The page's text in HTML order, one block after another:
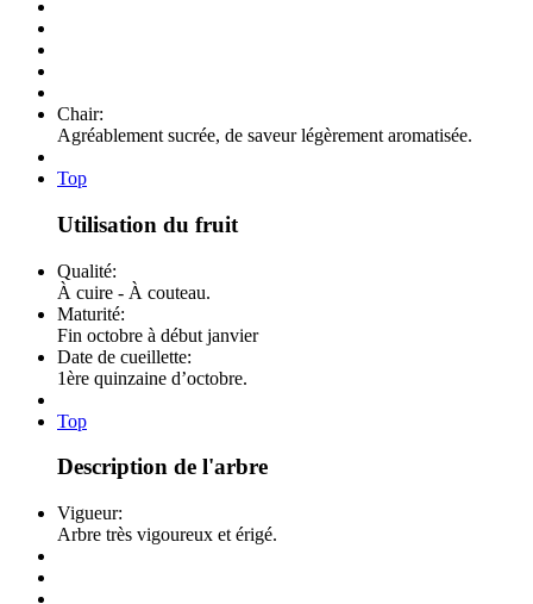
Chair:
Agréablement sucrée, de saveur légèrement aromatisée.
Top
Utilisation du fruit
Qualité:
À cuire - À couteau.
Maturité:
Fin octobre à début janvier
Date de cueillette:
1ère quinzaine d’octobre.
Top
Description de l'arbre
Vigueur:
Arbre très vigoureux et érigé.